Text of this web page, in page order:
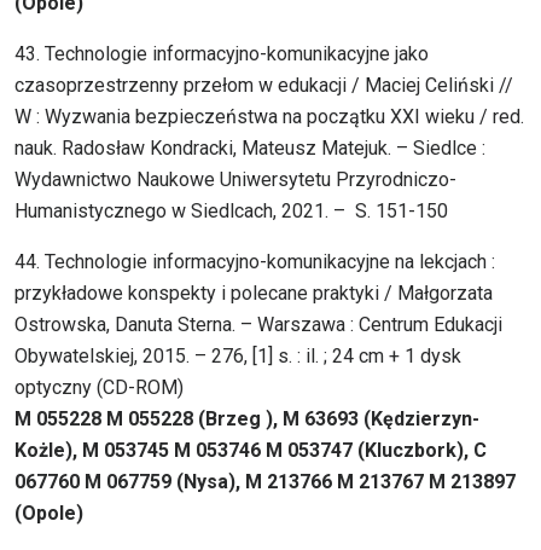
43. Technologie informacyjno-komunikacyjne jako
czasoprzestrzenny przełom w edukacji / Maciej Celiński //
W : Wyzwania bezpieczeństwa na początku XXI wieku / red.
nauk. Radosław Kondracki, Mateusz Matejuk. – Siedlce :
Wydawnictwo Naukowe Uniwersytetu Przyrodniczo-
Humanistycznego w Siedlcach, 2021. – S. 151-150
44. Technologie informacyjno-komunikacyjne na lekcjach :
przykładowe konspekty i polecane praktyki / Małgorzata
Ostrowska, Danuta Sterna. – Warszawa : Centrum Edukacji
Obywatelskiej, 2015. – 276, [1] s. : il. ; 24 cm + 1 dysk
optyczny (CD-ROM)
M 055228 M 055228 (Brzeg ), M 63693 (Kędzierzyn-
Kożle), M 053745 M 053746 M 053747 (Kluczbork), C
067760 M 067759 (Nysa), M 213766 M 213767 M 213897
(Opole)